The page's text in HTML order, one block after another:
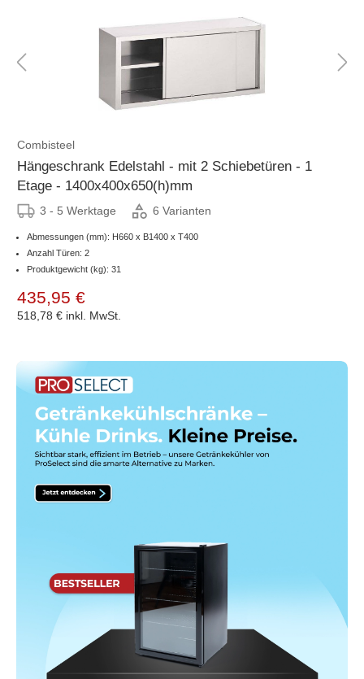
Combisteel
Hängeschrank Edelstahl - mit 2 Schiebetüren - 1
Etage - 1400x400x650(h)mm
3 - 5 Werktage 6 Varianten
Abmessungen (mm): H660 x B1400 x T400
Anzahl Türen: 2
Produktgewicht (kg): 31
435,95 €
518,78 € inkl. MwSt.